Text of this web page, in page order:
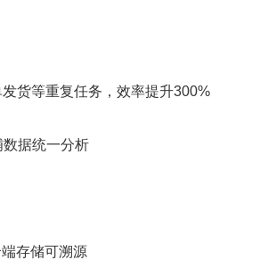
等重复任务，效率提升300%
据统一分析
存储可溯源